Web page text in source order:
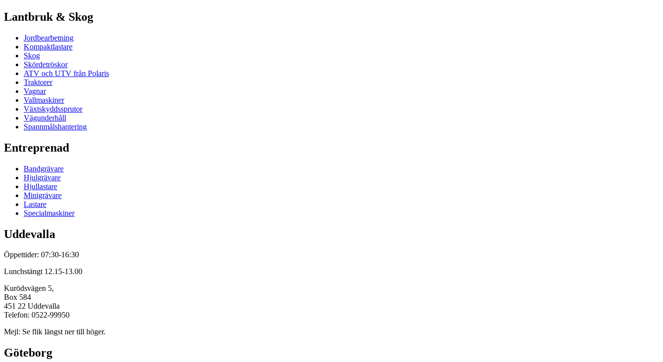
Lantbruk & Skog
Jordbearbetning
Kompaktlastare
Skog
Skördetröskor
ATV och UTV från Polaris
Traktorer
Vagnar
Vallmaskiner
Växtskyddssprutor
Vägunderhåll
Spannmålshantering
Entreprenad
Bandgrävare
Hjulgrävare
Hjullastare
Minigrävare
Lastare
Specialmaskiner
Uddevalla
Öppettider: 07:30-16:30
Lunchstängt 12.15-13.00
Kurödsvägen 5,
Box 584
451 22 Uddevalla
Telefon: 0522-99950
Mejl: Se flik längst ner till höger.
Göteborg